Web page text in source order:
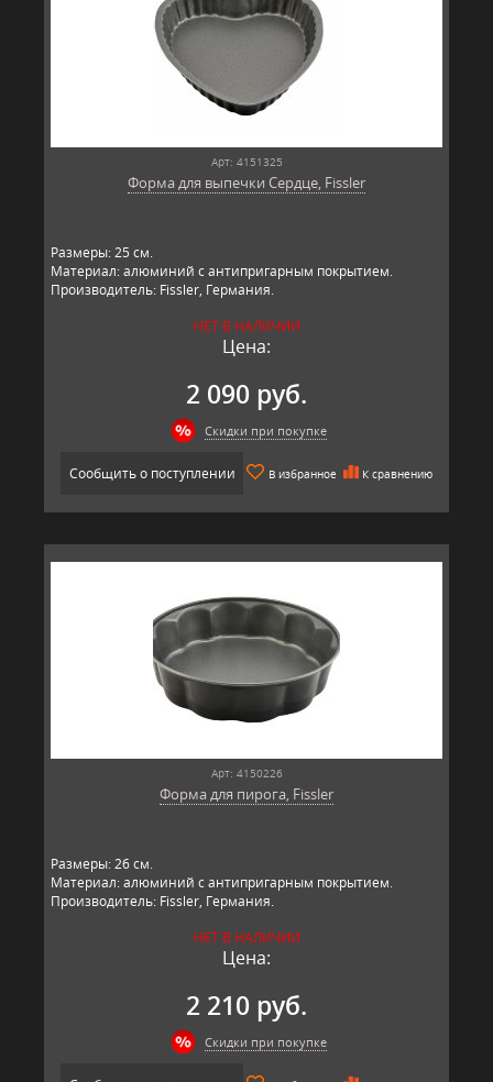
Арт: 4151325
Форма для выпечки Сердце, Fissler
Размеры: 25 см.
Материал: алюминий с антипригарным покрытием.
Производитель: Fissler, Германия.
НЕТ В НАЛИЧИИ
Цена:
2 090 руб.
Скидки при покупке
Сообщить о поступлении В избранное К сравнению
Арт: 4150226
Форма для пирога, Fissler
Размеры: 26 см.
Материал: алюминий с антипригарным покрытием.
Производитель: Fissler, Германия.
НЕТ В НАЛИЧИИ
Цена:
2 210 руб.
Скидки при покупке